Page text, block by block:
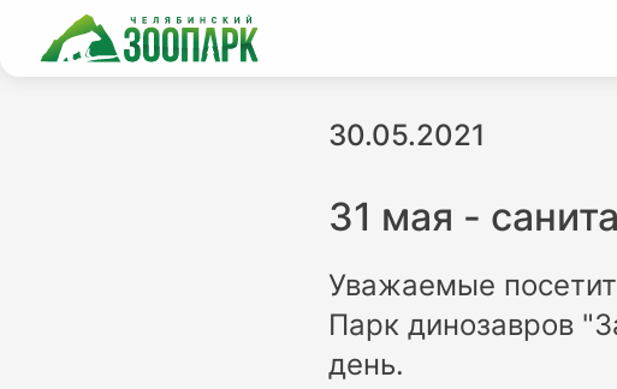
30.05.2021
31 мая -
Уважаемые
Парк динозавров
день.